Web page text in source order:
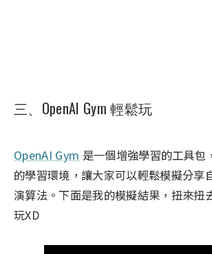
三、OpenAI Gym 輕鬆玩
OpenAI Gym 是一個增強學習的工具包
的學習環境，讓大家可以輕鬆模擬分享
演算法。下面是我的模擬結果，扭來扭
玩XD